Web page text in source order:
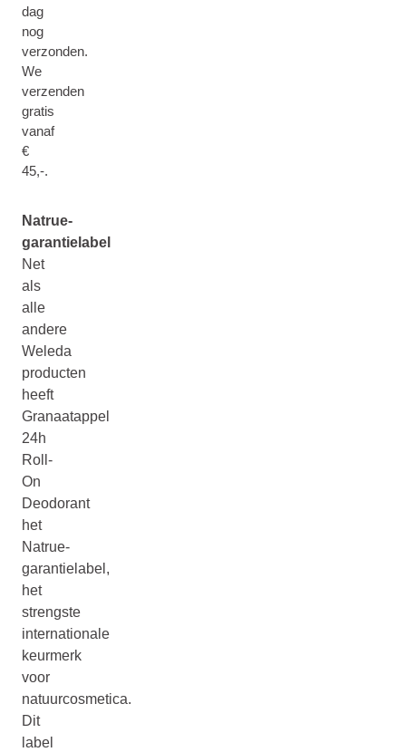
dag
nog
verzonden.
We
verzenden
gratis
vanaf
€
45,-.
Natrue-
garantielabel
Net
als
alle
andere
Weleda
producten
heeft
Granaatappel
24h
Roll-
On
Deodorant
het
Natrue-
garantielabel,
het
strengste
internationale
keurmerk
voor
natuurcosmetica.
Dit
label